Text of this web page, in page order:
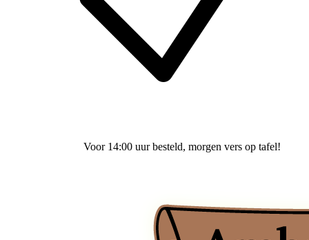
Voor 14:00 uur besteld, morgen vers op tafel!